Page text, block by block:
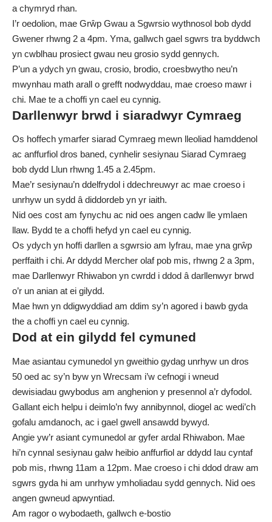
a chymryd rhan.
I’r oedolion, mae Grŵp Gwau a Sgwrsio wythnosol bob dydd
Gwener rhwng 2 a 4pm. Yma, gallwch gael sgwrs tra byddwch
yn cwblhau prosiect gwau neu grosio sydd gennych.
P’un a ydych yn gwau, crosio, brodio, croesbwytho neu’n
mwynhau math arall o grefft nodwyddau, mae croeso mawr i
chi. Mae te a choffi yn cael eu cynnig.
Darllenwyr brwd i siaradwyr Cymraeg
Os hoffech ymarfer siarad Cymraeg mewn lleoliad hamddenol
ac anffurfiol dros baned, cynhelir sesiynau Siarad Cymraeg
bob dydd Llun rhwng 1.45 a 2.45pm.
Mae’r sesiynau’n ddelfrydol i ddechreuwyr ac mae croeso i
unrhyw un sydd â diddordeb yn yr iaith.
Nid oes cost am fynychu ac nid oes angen cadw lle ymlaen
llaw. Bydd te a choffi hefyd yn cael eu cynnig.
Os ydych yn hoffi darllen a sgwrsio am lyfrau, mae yna grŵp
perffaith i chi. Ar ddydd Mercher olaf pob mis, rhwng 2 a 3pm,
mae Darllenwyr Rhiwabon yn cwrdd i ddod â darllenwyr brwd
o’r un anian at ei gilydd.
Mae hwn yn ddigwyddiad am ddim sy’n agored i bawb gyda
the a choffi yn cael eu cynnig.
Dod at ein gilydd fel cymuned
Mae asiantau cymunedol yn gweithio gydag unrhyw un dros
50 oed ac sy’n byw yn Wrecsam i’w cefnogi i wneud
dewisiadau gwybodus am anghenion y presennol a’r dyfodol.
Gallant eich helpu i deimlo’n fwy annibynnol, diogel ac wedi’ch
gofalu amdanoch, ac i gael gwell ansawdd bywyd.
Angie yw’r asiant cymunedol ar gyfer ardal Rhiwabon. Mae
hi’n cynnal sesiynau galw heibio anffurfiol ar ddydd Iau cyntaf
pob mis, rhwng 11am a 12pm. Mae croeso i chi ddod draw am
sgwrs gyda hi am unrhyw ymholiadau sydd gennych. Nid oes
angen gwneud apwyntiad.
Am ragor o wybodaeth, gallwch e-bostio